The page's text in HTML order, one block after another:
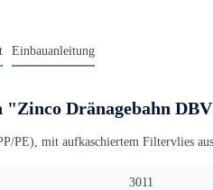
Einbauanleitung
Dränagebahn DBV
PE), mit aufkaschiertem Filtervlies
3011